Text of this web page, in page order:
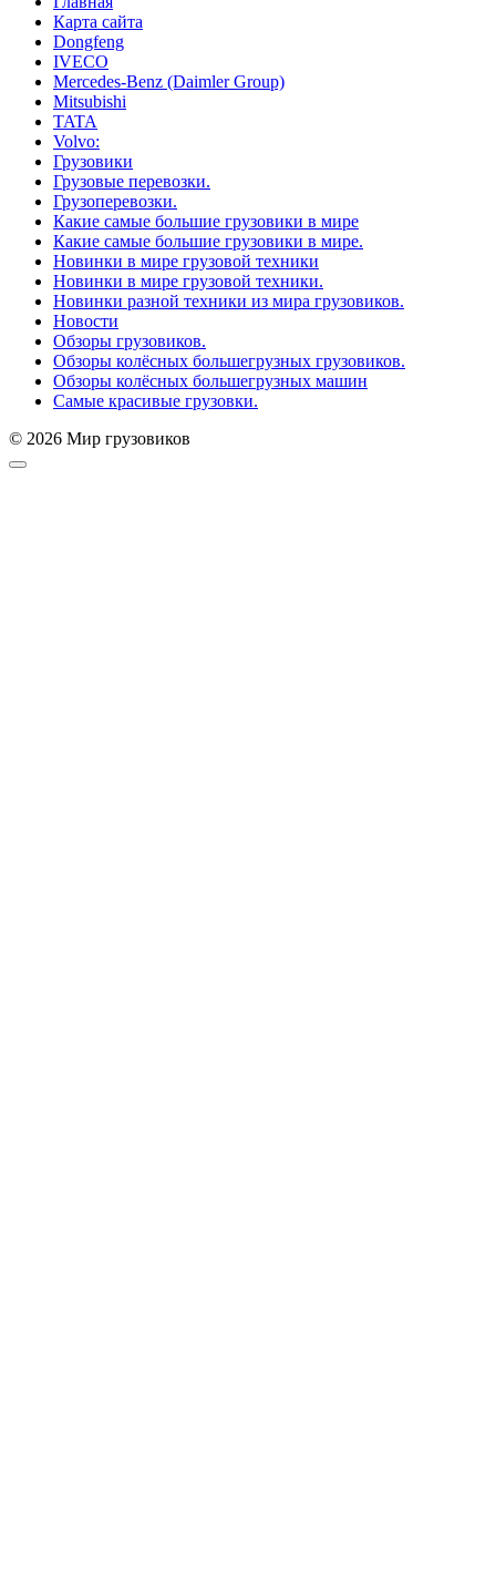
Карта сайта
Dongfeng
IVECO
Mercedes-Benz (Daimler Group)
Mitsubishi
TATA
Volvo:
Грузовики
Грузовые перевозки.
Грузоперевозки.
Какие самые большие грузовики в мире
Какие самые большие грузовики в мире.
Новинки в мире грузовой техники
Новинки в мире грузовой техники.
Новинки разной техники из мира грузовиков.
Новости
Обзоры грузовиков.
Обзоры колёсных большегрузных грузовиков.
Обзоры колёсных большегрузных машин
Самые красивые грузовки.
© 2026 Мир грузовиков